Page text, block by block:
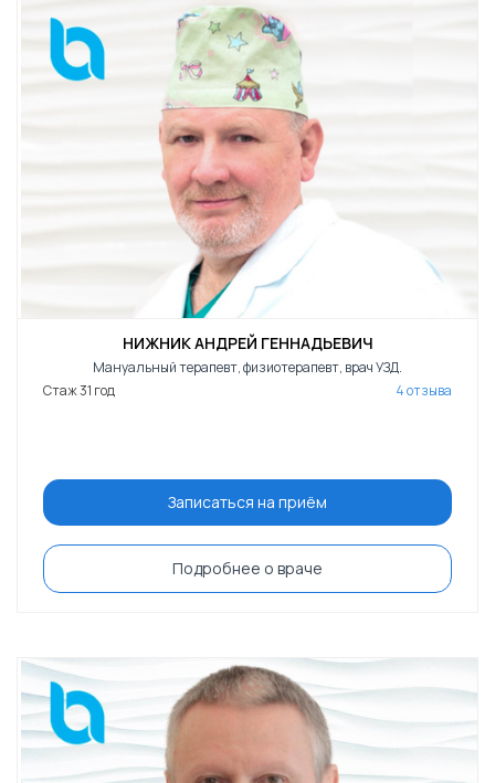
НИЖНИК АНДРЕЙ ГЕННАДЬЕВИЧ
Мануальный терапевт, физиотерапевт, врач УЗД.
Стаж 31 год
4 отзыва
Записаться на приём
Подробнее о враче